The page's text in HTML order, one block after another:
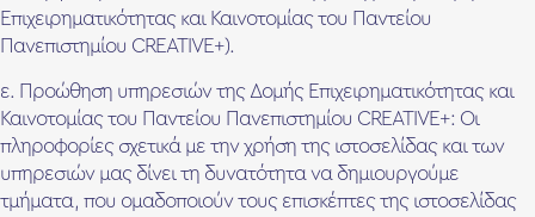
Επιχειρηματικότητας και Καινοτομίας του Παντείου
Πανεπιστημίου CREATIVE+).
ε. Προώθηση υπηρεσιών της Δομής Επιχειρηματικότητας και
Καινοτομίας του Παντείου Πανεπιστημίου CREATIVE+: Οι
πληροφορίες σχετικά με την χρήση της ιστοσελίδας και των
υπηρεσιών μας δίνει τη δυνατότητα να δημιουργούμε
τμήματα, που ομαδοποιούν τους επισκέπτες της ιστοσελίδας